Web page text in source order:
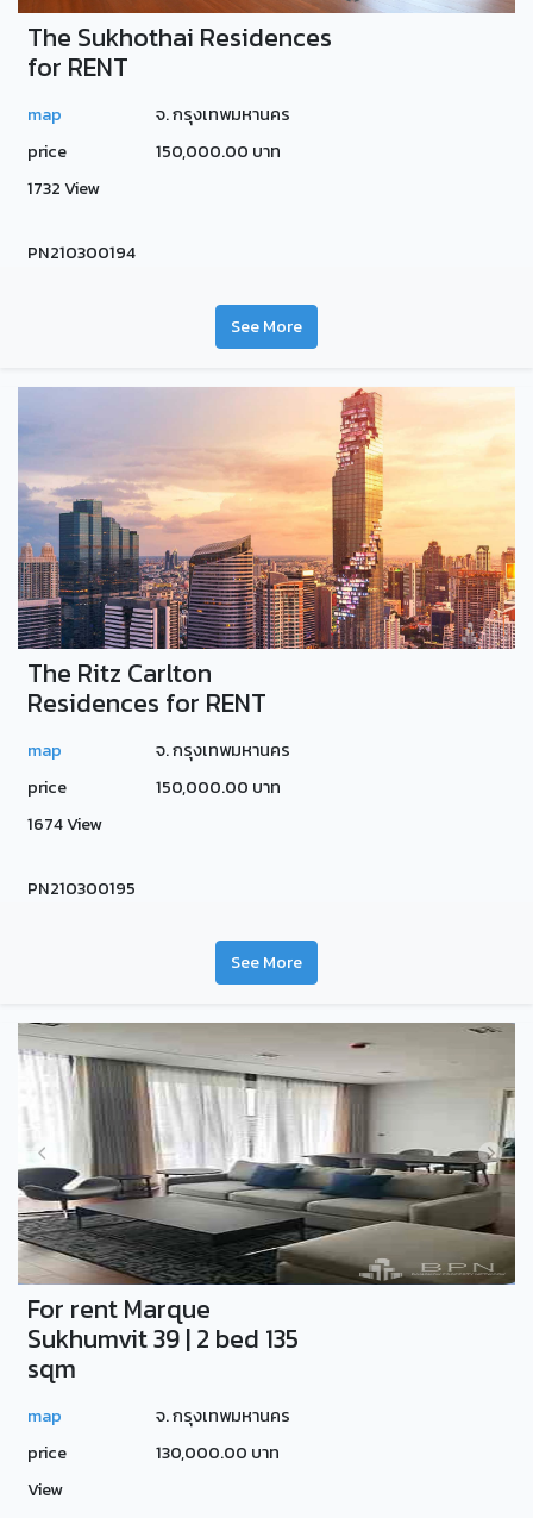
The Sukhothai Residences
for RENT
map
จ. กรุงเทพมหานคร
price
150,000.00 บาท
1732 View
PN210300194
See More
The Ritz Carlton
Residences for RENT
map
จ. กรุงเทพมหานคร
price
150,000.00 บาท
1674 View
PN210300195
See More
For rent Marque
Sukhumvit 39 | 2 bed 135
sqm
map
จ. กรุงเทพมหานคร
price
130,000.00 บาท
View